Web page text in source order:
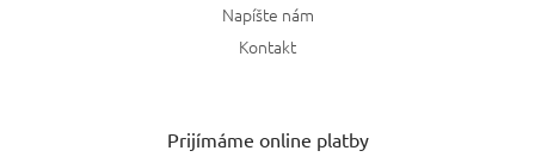
Napíšte nám
Kontakt
Prijímáme online platby